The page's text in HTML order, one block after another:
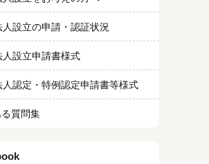
人設立の申請・認証状況
人設立申請書様式
人認定・特例認定申請書等様式
質問集